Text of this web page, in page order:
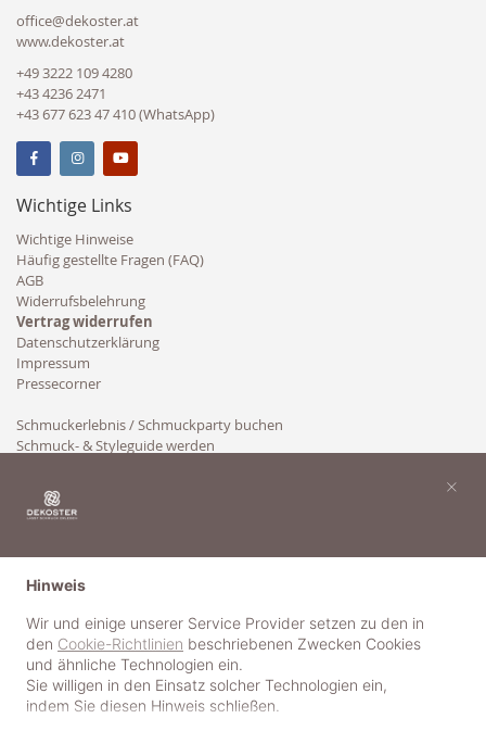
office@dekoster.at
www.dekoster.at
+49 3222 109 4280
+43 4236 2471
+43 677 623 47 410 (WhatsApp)
Wichtige Links
Wichtige Hinweise
Häufig gestellte Fragen (FAQ)
AGB
Widerrufsbelehrung
Vertrag widerrufen
Datenschutzerklärung
Impressum
Pressecorner
Schmuckerlebnis / Schmuckparty buchen
Schmuck- & Styleguide werden
Hinweis
Wir und einige unserer Service Provider setzen zu den in
den Cookie-Richtlinien beschriebenen Zwecken Cookies
und ähnliche Technologien ein.
Sie willigen in den Einsatz solcher Technologien ein,
indem Sie diesen Hinweis schließen.
×